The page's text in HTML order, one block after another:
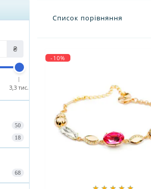
₴
3,3 тис.
50
18
68
Список порівняння
-10%